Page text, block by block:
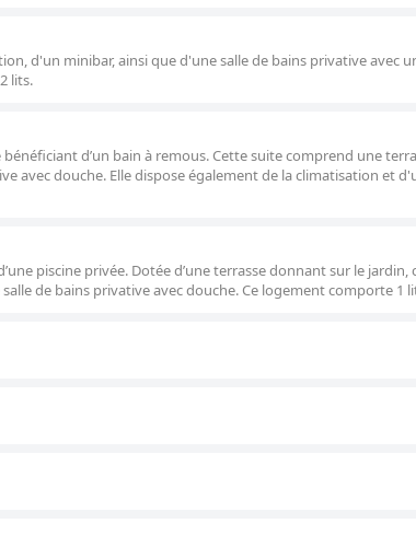
d'un minibar, ainsi que d'une salle de bains privative avec
lits.
d’un bain à remous. Cette suite comprend une
avec douche. Elle dispose également de la climatisation et
piscine privée. Dotée d’une terrasse donnant sur le jardin,
de bains privative avec douche. Ce logement comporte 1